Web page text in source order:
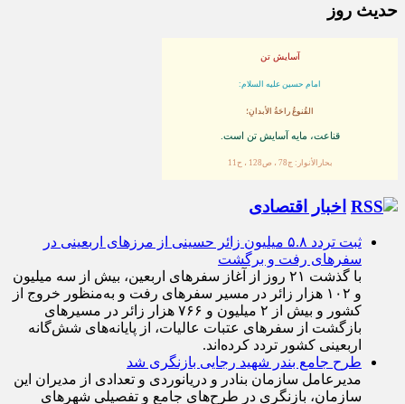
حدیث روز
آسایش تن
امام حسین علیه السلام:
القُنوعُ راحَةُ الأبدانِ؛
قناعت، مايه آسايش تن است.
بحارالأنوار: ج78 ، ص128 ، ح11
اخبار اقتصادی
ثبت تردد ۵.۸ میلیون زائر حسینی از مرزهای اربعینی در
سفرهای رفت و برگشت
با گذشت ۲۱ روز از آغاز سفرهای اربعین، بیش از سه میلیون
و ۱۰۲ هزار زائر در مسیر سفرهای رفت و به‌منظور خروج از
کشور و بیش از ۲ میلیون و ۷۶۶ هزار زائر در مسیرهای
بازگشت از سفرهای عتبات عالیات، از پایانه‌های شش‌گانه
اربعینی کشور تردد کرده‌اند.
طرح جامع بندر شهید رجایی بازنگری شد
مدیرعامل سازمان بنادر و دریانوردی و تعدادی از مدیران این
سازمان، بازنگری در طرح‌های جامع و تفصیلی شهر‌های